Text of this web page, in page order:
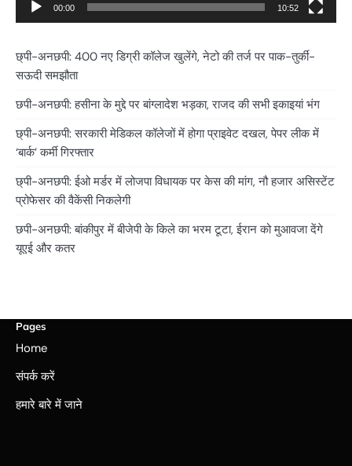
00:00 10:52
छ्पी-अनछपी: 400 नए डिग्री कॉलेज खुलेंगे, नेटो की तर्ज पर पाक-तुर्की-
सऊदी समझौता
छपी-अनछपी: हसीना के मुद्दे पर बांग्लादेश भड़का, राजद की सभी इकाइयां भंग
छ्पी-अनछपी: सरकारी मेडिकल कॉलेजों में होगा प्राइवेट दखल, पेपर लीक में
‘बार्क’ कर्मी गिरफ्तार
छ्पी-अनछपी: ईओ मर्डर में लोजपा विधायक पर केस की मांग, नौ हजार असिस्टेंट
प्रोफेसर की वैकेंसी निकलेगी
छपी-अनछपी: बांकीपुर में बीजेपी के किले का भरम टूटा, ईरान को मुआवजा देंगे
यूएई और कतर
Pages
Home
संपर्क करें
हमारे बारे में जाने